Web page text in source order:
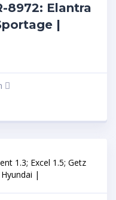
8972: Elantra
|